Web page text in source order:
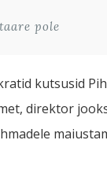
pole
kutsusid
direktor